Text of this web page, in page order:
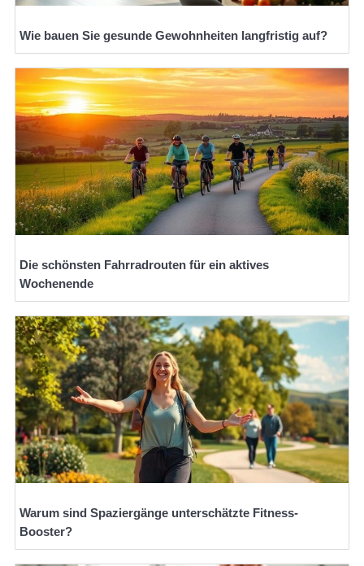
Wie bauen Sie gesunde Gewohnheiten langfristig auf?
Die schönsten Fahrradrouten für ein aktives
Wochenende
Warum sind Spaziergänge unterschätzte Fitness-
Booster?